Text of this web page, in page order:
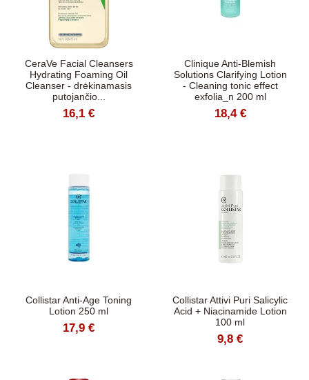
CeraVe Facial Cleansers
Hydrating Foaming Oil
Cleanser - drėkinamasis
putojančio...
16,1 €
Clinique Anti-Blemish
Solutions Clarifying Lotion
- Cleaning tonic effect
exfolia_n 200 ml
18,4 €
Collistar Anti-Age Toning
Lotion 250 ml
17,9 €
Collistar Attivi Puri Salicylic
Acid + Niacinamide Lotion
100 ml
9,8 €